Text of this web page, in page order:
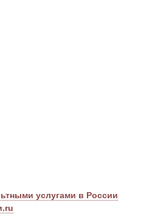
услугами в России